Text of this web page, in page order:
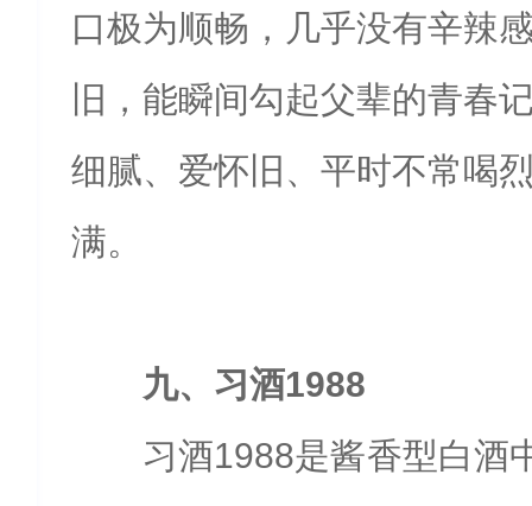
口极为顺畅，几乎没有辛辣
旧，能瞬间勾起父辈的青春
细腻、爱怀旧、平时不常喝
满。
九、习酒1988
习酒1988是酱香型白酒